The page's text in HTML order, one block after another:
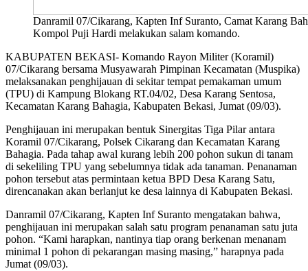
Danramil 07/Cikarang, Kapten Inf Suranto, Camat Karang
Kompol Puji Hardi melakukan salam komando.
KABUPATEN BEKASI- Komando Rayon Militer (Koramil)
07/Cikarang bersama Musyawarah Pimpinan Kecamatan (Muspika)
melaksanakan penghijauan di sekitar tempat pemakaman umum
(TPU) di Kampung Blokang RT.04/02, Desa Karang Sentosa,
Kecamatan Karang Bahagia, Kabupaten Bekasi, Jumat (09/03).
Penghijauan ini merupakan bentuk Sinergitas Tiga Pilar antara
Koramil 07/Cikarang, Polsek Cikarang dan Kecamatan Karang
Bahagia. Pada tahap awal kurang lebih 200 pohon sukun di tanam
di sekeliling TPU yang sebelumnya tidak ada tanaman. Penanaman
pohon tersebut atas permintaan ketua BPD Desa Karang Satu,
direncanakan akan berlanjut ke desa lainnya di Kabupaten Bekasi.
Danramil 07/Cikarang, Kapten Inf Suranto mengatakan bahwa,
penghijauan ini merupakan salah satu program penanaman satu juta
pohon. “Kami harapkan, nantinya tiap orang berkenan menanam
minimal 1 pohon di pekarangan masing masing,” harapnya pada
Jumat (09/03).